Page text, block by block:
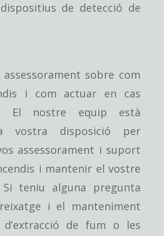
dispositius de detecció de
sobre com
i com actuar en cas
El nostre equip està
vostra disposició per
assessorament i suport
i mantenir el vostre
Si teniu alguna pregunta
i el manteniment
d’extracció de fum o les